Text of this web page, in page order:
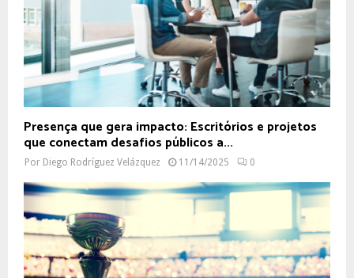
Presença que gera impacto: Escritórios e projetos
que conectam desafios públicos a...
Por Diego Rodríguez Velázquez 11/14/2025 0